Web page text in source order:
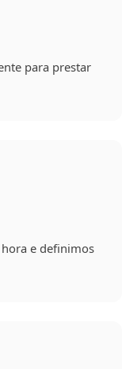
para prestar
e definimos